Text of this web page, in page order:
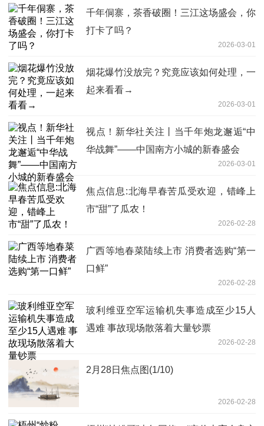
千年侗寨，茶香破圈！三江这场盛会，你
打卡了吗？
2026-03-01
烟花爆竹没放完？究竟应该如何处理，一
起来看看→
2026-03-01
视点！新华社关注丨当千年炮龙邂逅“中
华战舞”——中国南方小城的新春盛会
2026-03-01
焦点信息:北海早春苦瓜受欢迎，错峰上
市“甜”了瓜农！
2026-02-28
广西等地春菜陆续上市 消费者选购“第一
口鲜”
2026-02-28
玻利维亚空军运输机失事造成至少15人
遇难 事故现场散落着大量钞票
2026-02-28
2月28日焦点图(1/10)
2026-02-28